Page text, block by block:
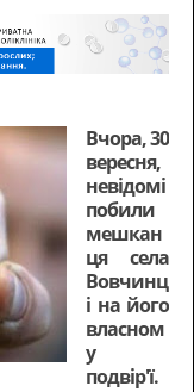
Вчора, 30
вересня,
невідомі
побили
мешкан
ця села
Вовчинц
і на його
власном
у
подвір'ї.